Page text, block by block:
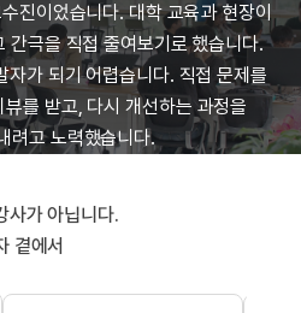
진이었습니다. 대학 교육과 현장이
간극을 직접 줄여보기로 했습니다.
자가 되기 어렵습니다. 직접 문제를
를 받고, 다시 개선하는 과정을
려고 노력했습니다.
사가 아닙니다.
곁에서